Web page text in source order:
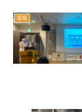
週報